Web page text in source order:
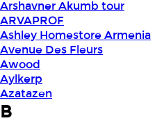
Arshavner Akumb tour
ARVAPROF
Ashley Homestore Armenia
Avenue Des Fleurs
Awood
Aylkerp
Azatazen
B